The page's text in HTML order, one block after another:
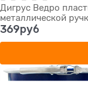
Дигрус Ведро
металлической
369руб